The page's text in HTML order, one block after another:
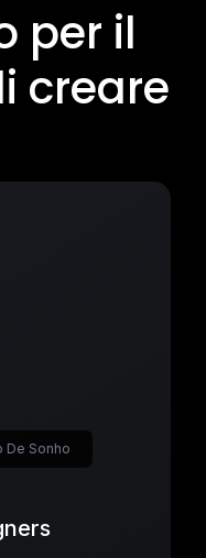
per il
creare
De Sonho